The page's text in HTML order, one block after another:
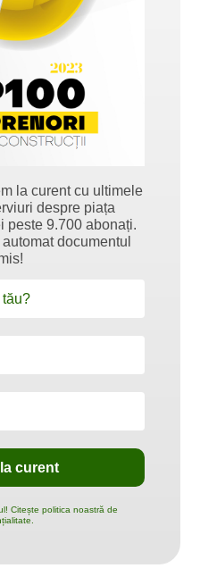
la curent cu ultimele
despre piața
peste 9.700 abonați.
documentul
Citește politica noastră de